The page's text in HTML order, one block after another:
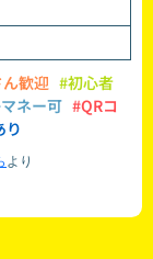
歓迎 #初心者
ネー可 #QRコ
り
より